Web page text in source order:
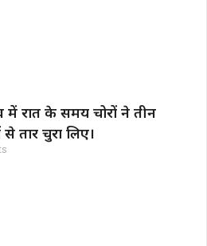
रात के समय चोरों ने तीन
तार चुरा लिए।